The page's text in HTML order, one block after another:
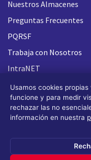
Nuestros Almacenes
Preguntas Frecuentes
PQRSF
Trabaja con Nosotros
IntraNET
Usamos cookies
funcione y para medir
rechazar las no
información en nuestra